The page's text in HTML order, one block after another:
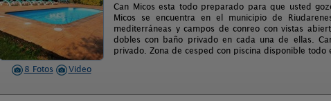
8 Fotos Video
Can Micos esta todo preparado para que usted
Micos se encuentra en el municipio de
mediterráneas y campos de conreo con vistas
dobles con baño privado en cada una de ellas.
privado. Zona de cesped con piscina disponible